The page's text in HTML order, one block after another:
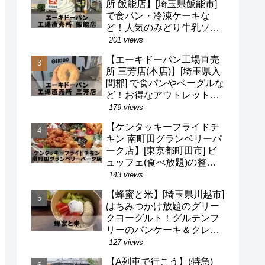
所 飯能店】[埼玉県飯能市]
で食パン・冷凍ケーキな
ど！人気のみどり牛乳ソフ
トクリームも！駐車場・営
201 views
【エーキドーパン工場直売
所 三芳店(本店)】[埼玉県入
間郡] で食パンやベーグルな
ど！お得なアウトレット品
も！駐車場・営業時間・定
179 views
【ケンタッキーフライドチ
キン 南町田グランベリーパ
ーク店】[東京都町田市] ビ
ュッフェ(食べ放題)の整理
券・混雑状況・待ち時間な
143 views
【蜂蜜と米】[埼玉県川越市]
はちみつかけ放題のグリー
クヨーグルト！グルテンフ
リーのパンケーキ＆クレー
プも！営業時間・定休日・
127 views
【A列車で行こう】(特急)